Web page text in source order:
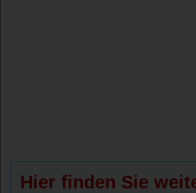
Hier finden Sie